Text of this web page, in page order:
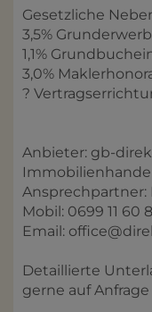
Gesetzliche
3,5%
1,1%
3,0%
?
Anbieter: gb-
Ansprechpartner:
Mobil: 0699 11 60
Email:
Detaillierte
gerne auf Anfrage